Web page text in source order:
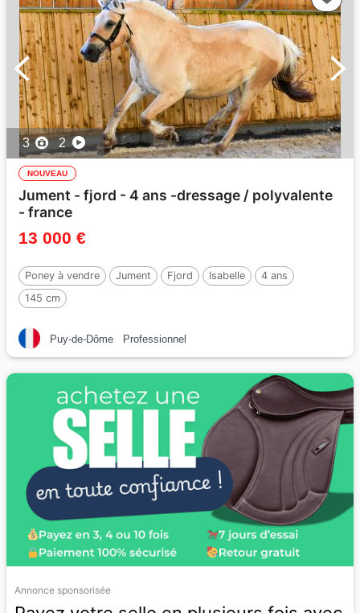
3 2
NOUVEAU
Jument - fjord - 4 ans -dressage / polyvalente
- france
13 000 €
Poney à vendre Jument Fjord Isabelle
4 ans
145 cm
Puy-de-Dôme Professionnel
Annonce sponsorisée